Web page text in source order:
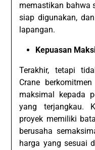
memastikan bahwa
siap digunakan,
lapangan.
Kepuasan
Terakhir, tetapi
Crane
maksimal kepada
yang terjangkau.
proyek memiliki
berusaha
harga yang sesuai